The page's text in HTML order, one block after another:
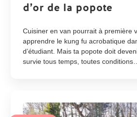
d’or de la popote
Cuisiner en van pourrait à première
apprendre le kung fu acrobatique
d’étudiant. Mais ta popote doit
survie tous temps, toutes